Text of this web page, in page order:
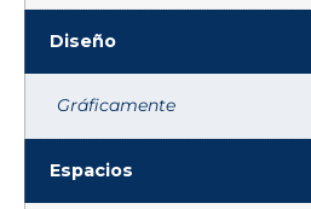
Diseño
Gráficamente
Espacios